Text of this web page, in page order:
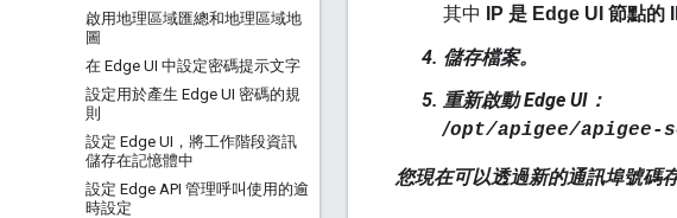
啟用地理區域匯總和地理區域地
圖
在 Edge UI 中設定密碼提示文字
設定用於產生 Edge UI 密碼的規
則
設定 Edge UI，將工作階段資訊
儲存在記憶體中
設定 Edge API 管理呼叫使用的逾
時設定
其中 IP 是 Edge UI 節點的
儲存檔案。
重新啟動 Edge UI：
/opt/apigee/apigee-
您現在可以透過新的通訊埠號碼存